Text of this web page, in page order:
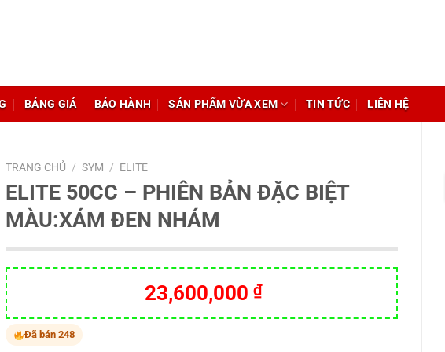
BẢNG GIÁ BẢO HÀNH SẢN PHẨM VỪA XEM TIN TỨC LIÊN HỆ
TRANG CHỦ / SYM / ELITE
ELITE 50CC – PHIÊN BẢN ĐẶC BIỆT
MÀU:XÁM ĐEN NHÁM
23,600,000 ₫
Đã bán 248